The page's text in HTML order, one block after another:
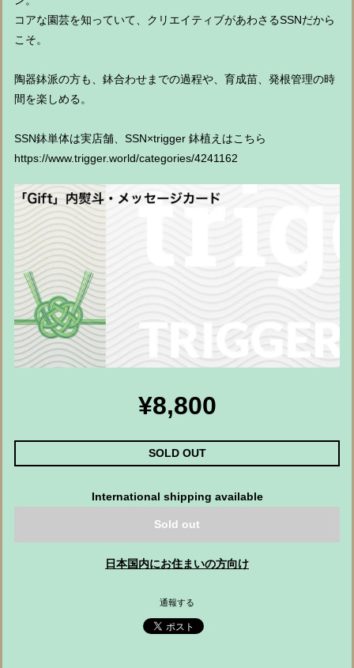
コアな園芸を知っていて、クリエイティブがあわさるSSNだから
こそ。
陶器鉢派の方も、鉢合わせまでの過程や、育成苗、発根管理の時
間を楽しめる。
SSN鉢単体は実店舗、SSN×trigger 鉢植えはこちら
https://www.trigger.world/categories/4241162
¥8,800
SOLD OUT
International shipping available
Sold out
日本国内にお住まいの方向け
通報する